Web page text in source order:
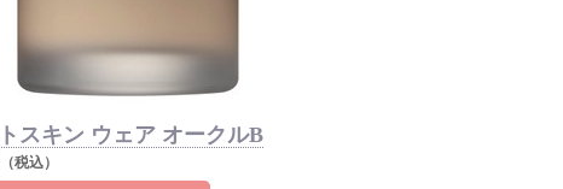
スキン ウェア オークルB
税込）